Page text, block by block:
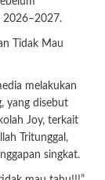
2026–2027.
Tidak Mau
melakukan
yang disebut
Joy, terkait
Tritunggal,
singkat.